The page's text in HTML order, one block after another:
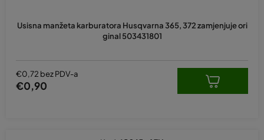
Usisna manžeta karburatora Husqvarna 365, 372 zamjenjuje ori
ginal 503431801
€0,72 bez PDV-a
€0,90